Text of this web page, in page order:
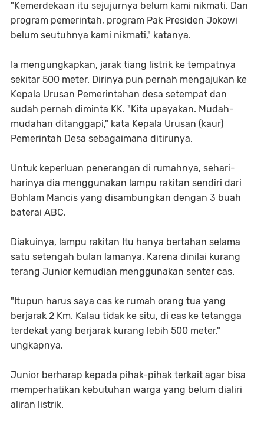
"Kemerdekaan itu sejujurnya belum kami nikmati. Dan
program pemerintah, program Pak Presiden Jokowi
belum seutuhnya kami nikmati," katanya.
Ia mengungkapkan, jarak tiang listrik ke tempatnya
sekitar 500 meter. Dirinya pun pernah mengajukan ke
Kepala Urusan Pemerintahan desa setempat dan
sudah pernah diminta KK. "Kita upayakan. Mudah-
mudahan ditanggapi," kata Kepala Urusan (kaur)
Pemerintah Desa sebagaimana ditirunya.
Untuk keperluan penerangan di rumahnya, sehari-
harinya dia menggunakan lampu rakitan sendiri dari
Bohlam Mancis yang disambungkan dengan 3 buah
baterai ABC.
Diakuinya, lampu rakitan Itu hanya bertahan selama
satu setengah bulan lamanya. Karena dinilai kurang
terang Junior kemudian menggunakan senter cas.
"Itupun harus saya cas ke rumah orang tua yang
berjarak 2 Km. Kalau tidak ke situ, di cas ke tetangga
terdekat yang berjarak kurang lebih 500 meter,"
ungkapnya.
Junior berharap kepada pihak-pihak terkait agar bisa
memperhatikan kebutuhan warga yang belum dialiri
aliran listrik.